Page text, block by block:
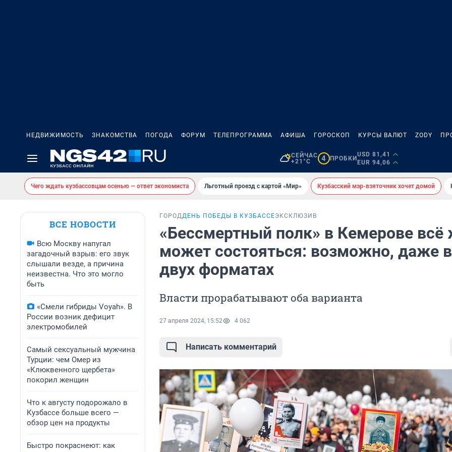
НЕДВИЖИМОСТЬ ЗНАКОМСТВА ПОГОДА ФОРУМ ТЕЛЕПРОГРАММА АФИША ГОРОСКОП КУРСЫ ВАЛЮТ ZODY
СЕЙЧАС
+21°C
4 ПРОБКИ
USD 81,41
EUR 94,06
Чего ждать кузбассовцам осенью — ответ экономиста Льготный проезд с картой «Мир» Кузбасский мэр-взяточник хочет домой
ВСЕ НОВОСТИ
Всю Москву напугал
загадочный взрыв: его звук
слышали везде, а причина
неизвестна. Что это могло
быть
«Смели гибриды Voyah». В
России возник дефицит
электромобилей
Самый сексуальный мужчина
Турции: чем Омер из
«Клюквенного щербета»
покорил женщин
Что к августу подорожало в
Кузбассе больше всего —
обзор цен на продукты
Быстро покраснеют: как
ГОРОДДЕНЬ ПОБЕДЫ В КУЗБАССЕЭКСКЛЮЗИВ
«Бессмертный полк» в Кемерове всё
может состояться: возможно, даже в
двух форматах
Власти прорабатывают оба варианта
27 апреля 2024, 15:52 4 062
Написать комментарий